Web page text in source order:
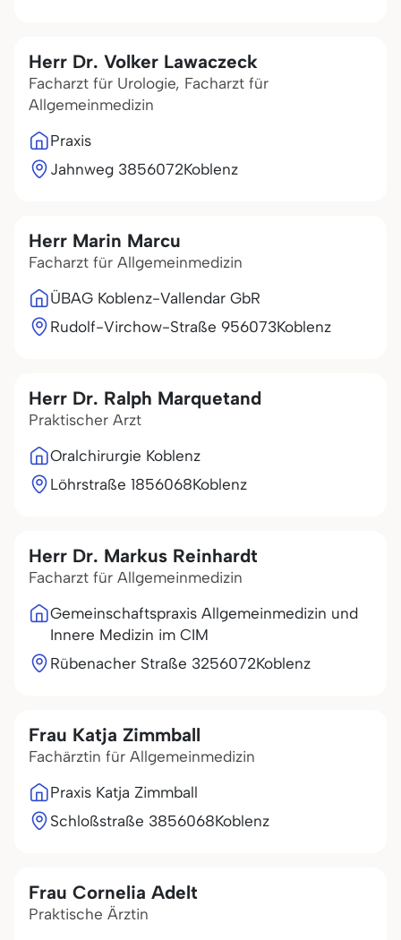
Herr Dr. Volker Lawaczeck
Facharzt für Urologie, Facharzt für
Allgemeinmedizin
Praxis
Jahnweg 3856072Koblenz
Herr Marin Marcu
Facharzt für Allgemeinmedizin
ÜBAG Koblenz-Vallendar GbR
Rudolf-Virchow-Straße 956073Koblenz
Herr Dr. Ralph Marquetand
Praktischer Arzt
Oralchirurgie Koblenz
Löhrstraße 1856068Koblenz
Herr Dr. Markus Reinhardt
Facharzt für Allgemeinmedizin
Gemeinschaftspraxis Allgemeinmedizin und
Innere Medizin im CIM
Rübenacher Straße 3256072Koblenz
Frau Katja Zimmball
Fachärztin für Allgemeinmedizin
Praxis Katja Zimmball
Schloßstraße 3856068Koblenz
Frau Cornelia Adelt
Praktische Ärztin